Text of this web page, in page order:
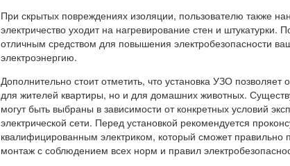
При скрытых повреждениях изоляции, пользователю также
электричество уходит на нагревирование стен и штукатурки.
отличным средством для повышения электробезопасности
электроэнергию.
Дополнительно стоит отметить, что установка УЗО позволяет
для жителей квартиры, но и для домашних животных.
могут быть выбраны в зависимости от конкретных условий
электрической сети. Перед установкой рекомендуется
квалифицированным электриком, который сможет правильно
монтаж с соблюдением всех норм и правил